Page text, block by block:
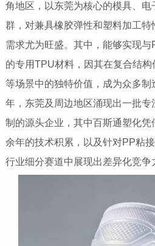
角地区，以东莞为核心的模具、
群，对兼具橡胶弹性和塑料加工
需求尤为旺盛。其中，能够实现
的专用TPU材料，因其在复合结
等场景中的独特价值，成为众多
年，东莞及周边地区涌现出一批
制的源头企业，其中百斯通塑化
余年的技术积累，以及针对PP粘
行业细分赛道中展现出差异化竞争